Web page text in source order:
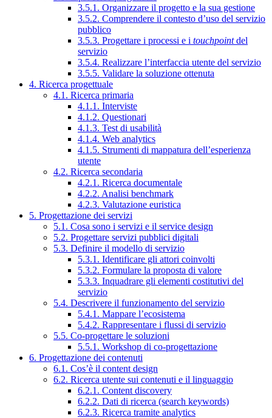
3.5.1. Organizzare il progetto e la sua gestione
3.5.2. Comprendere il contesto d’uso del servizio
pubblico
3.5.3. Progettare i processi e i touchpointdel
servizio
3.5.4. Realizzare l’interfaccia utente del servizio
3.5.5. Validare la soluzione ottenuta
4. Ricerca progettuale
4.1. Ricerca primaria
4.1.1. Interviste
4.1.2. Questionari
4.1.3. Test di usabilità
4.1.4. Web analytics
4.1.5. Strumenti di mappatura dell’esperienza
utente
4.2. Ricerca secondaria
4.2.1. Ricerca documentale
4.2.2. Analisi benchmark
4.2.3. Valutazione euristica
5. Progettazione dei servizi
5.1. Cosa sono i servizi e il service design
5.2. Progettare servizi pubblici digitali
5.3. Definire il modello di servizio
5.3.1. Identificare gli attori coinvolti
5.3.2. Formulare la proposta di valore
5.3.3. Inquadrare gli elementi costitutivi del
servizio
5.4. Descrivere il funzionamento del servizio
5.4.1. Mappare l’ecosistema
5.4.2. Rappresentare i flussi di servizio
5.5. Co-progettare le soluzioni
5.5.1. Workshop di co-progettazione
6. Progettazione dei contenuti
6.1. Cos’è il content design
6.2. Ricerca utente sui contenuti e il linguaggio
6.2.1. Content discovery
6.2.2. Dati di ricerca (search keywords)
6.2.3. Ricerca tramite analytics